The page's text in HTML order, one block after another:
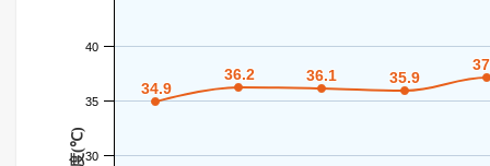
34.9
34.9
36.2
36.2 36.1
36.1 35.9
35.9
30
35
40